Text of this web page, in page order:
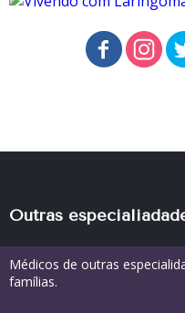
Outras
Médicos de outras
famílias.